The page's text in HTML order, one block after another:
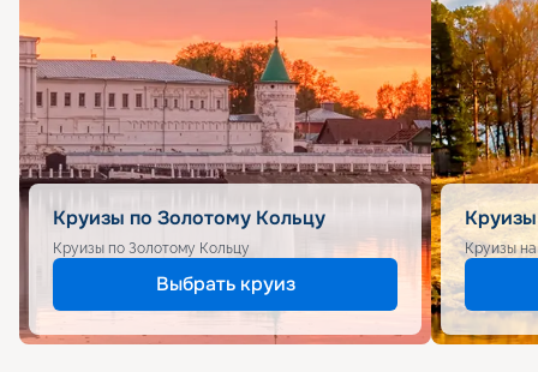
Круизы по Золотому Кольцу
Круизы по Золотому Кольцу
Выбрать круиз
Круизы